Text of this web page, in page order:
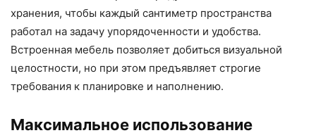
хранения, чтобы каждый сантиметр пространства
работал на задачу упорядоченности и удобства.
Встроенная мебель позволяет добиться визуальной
целостности, но при этом предъявляет строгие
требования к планировке и наполнению.
Максимальное использование